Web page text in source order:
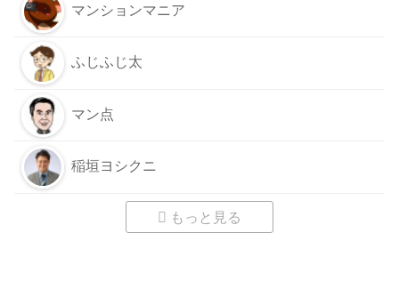
マンションマニア
ふじふじ太
マン点
稲垣ヨシクニ
もっと見る